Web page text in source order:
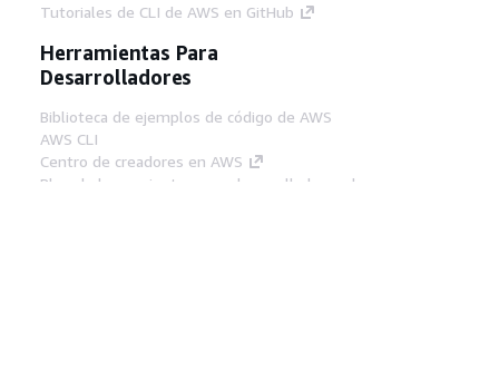
Tutoriales de CLI de AWS en GitHub
Herramientas Para
Desarrolladores
Biblioteca de ejemplos de código de AWS
AWS CLI
Centro de creadores en AWS
Blog de herramientas para desarrolladores de